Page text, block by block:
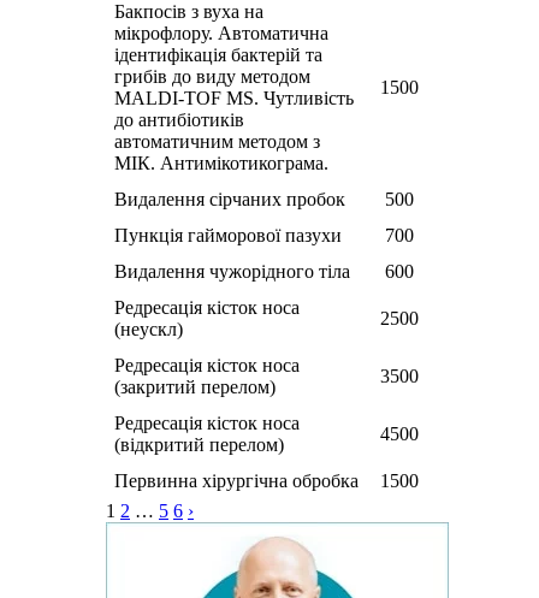
Бакпосів з вуха на
мікрофлору. Автоматична
ідентифікація бактерій та
грибів до виду методом
MALDI-TOF MS. Чутливість
до антибіотиків
автоматичним методом з
МІК. Антимікотикограма.
1500
Видалення сірчаних пробок
500
Пункція гайморової пазухи
700
Видалення чужорідного тіла
600
Редресація кісток носа
(неускл)
2500
Редресація кісток носа
(закритий перелом)
3500
Редресація кісток носа
(відкритий перелом)
4500
Первинна хірургічна обробка
1500
1 2 … 5 6 ›